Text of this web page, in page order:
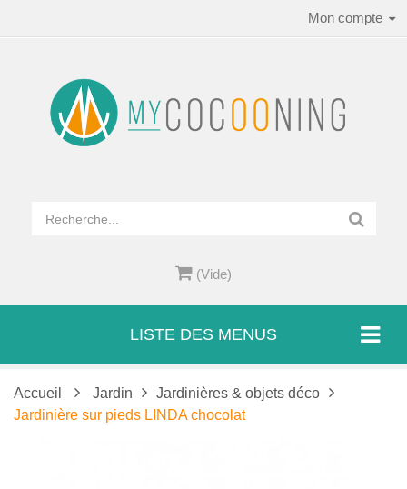
Mon compte
(Vide)
LISTE DES MENUS
Accueil Jardin
Jardinières & objets déco
Jardinière sur pieds LINDA chocolat